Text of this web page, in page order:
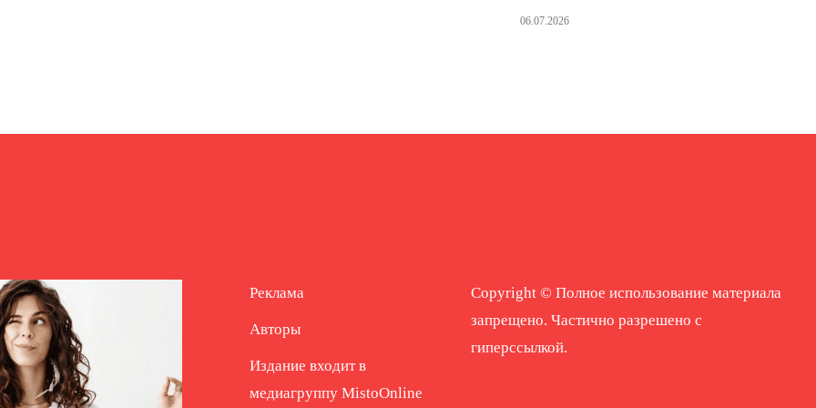
06.07.2026
Реклама
Авторы
Издание входит в
медиагруппу MistoOnline
Copyright © Полное использование материала
запрещено. Частично разрешено с
гиперссылкой.